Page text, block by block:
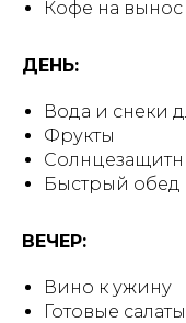
Кофе на вынос
ДЕНЬ:
Вода и снеки
Фрукты
Быстрый обед
ВЕЧЕР:
Вино к ужину
Готовые салаты